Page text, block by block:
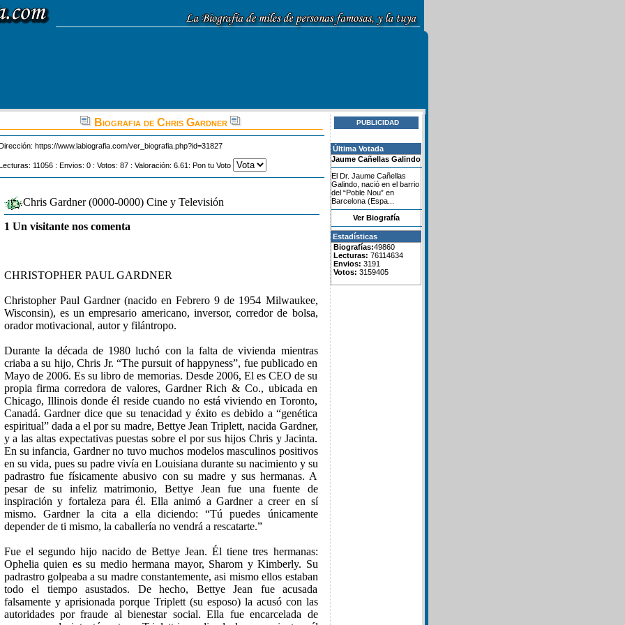
Biografia de Chris Gardner
https://www.labiografia.com/ver_biografia.php?id=31827
11056 : Envios: 0 : Votos: 87 : Valoración: 6.61: Pon tu Voto
Chris Gardner (0000-0000) Cine y Televisión
1 Un visitante nos comenta
CHRISTOPHER PAUL GARDNER
Christopher Paul Gardner (nacido en Febrero 9 de 1954 Milwaukee,
Wisconsin), es un empresario americano, inversor, corredor de bolsa,
orador motivacional, autor y filántropo.
Durante la década de 1980 luchó con la falta de vivienda mientras
criaba a su hijo, Chris Jr. “The pursuit of happyness”, fue publicado en
Mayo de 2006. Es su libro de memorias. Desde 2006, El es CEO de su
propia firma corredora de valores, Gardner Rich & Co., ubicada en
Chicago, Illinois donde él reside cuando no está viviendo en Toronto,
Canadá. Gardner dice que su tenacidad y éxito es debido a “genética
espiritual” dada a el por su madre, Bettye Jean Triplett, nacida Gardner,
y a las altas expectativas puestas sobre el por sus hijos Chris y Jacinta.
En su infancia, Gardner no tuvo muchos modelos masculinos positivos
en su vida, pues su padre vivía en Louisiana durante su nacimiento y su
padrastro fue físicamente abusivo con su madre y sus hermanas. A
pesar de su infeliz matrimonio, Bettye Jean fue una fuente de
inspiración y fortaleza para él. Ella animó a Gardner a creer en sí
mismo. Gardner la cita a ella diciendo: “Tú puedes únicamente
depender de ti mismo, la caballería no vendrá a rescatarte.”
Fue el segundo hijo nacido de Bettye Jean. Él tiene tres hermanas:
Ophelia quien es su medio hermana mayor, Sharom y Kimberly. Su
padrastro golpeaba a su madre constantemente, asi mismo ellos estaban
todo el tiempo asustados. De hecho, Bettye Jean fue acusada
falsamente y aprisionada porque Triplett (su esposo) la acusó con las
autoridades por fraude al bienestar social. Ella fue encarcelada de
PUBLICIDAD
Última Votada
Jaume Cañellas Galindo
El Dr. Jaume Cañellas
Galindo, nació en el barrio
del “Poble Nou” en
Barcelona (Espa...
Ver Biografía
Estadísticas
Biografías:49860
Lecturas: 76114634
Envios: 3191
Votos: 3159405